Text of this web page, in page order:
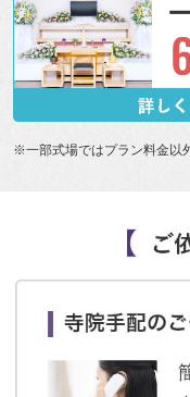
※一部式場ではプラン料金以